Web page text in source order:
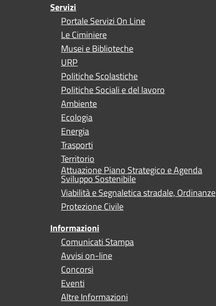
Servizi
Portale Servizi On Line
Le Ciminiere
Musei e Biblioteche
URP
Politiche Scolastiche
Politiche Sociali e del lavoro
Ambiente
Ecologia
Energia
Trasporti
Territorio
Attuazione Piano Strategico e Agenda
Sviluppo Sostenibile
Viabilità e Segnaletica stradale, Ordinanze
Protezione Civile
Informazioni
Comunicati Stampa
Avvisi on-line
Concorsi
Eventi
Altre Informazioni